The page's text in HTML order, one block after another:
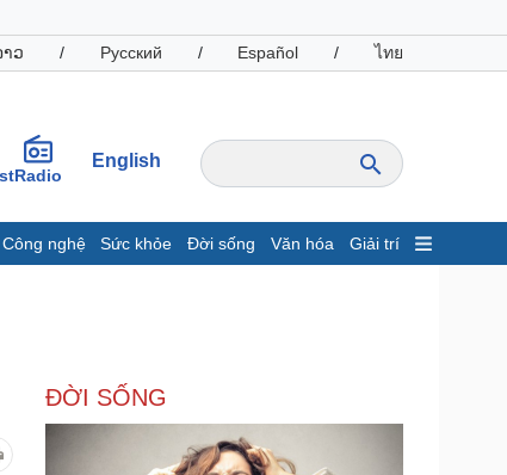
ວ / Русский / Español / ไทย
Radio
English
Công nghệ Sức khỏe Đời sống Văn hóa Giải trí
Giá cà phê
ĐỜI SỐNG